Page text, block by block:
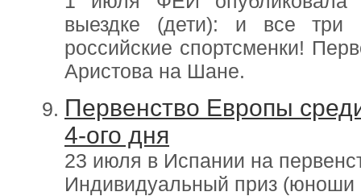
выездке (дети): и все три
российские спортсменки!
Аристова на Шане.
Первенство Европы
4-ого дня
23 июля в Испании на
Индивидуальный приз